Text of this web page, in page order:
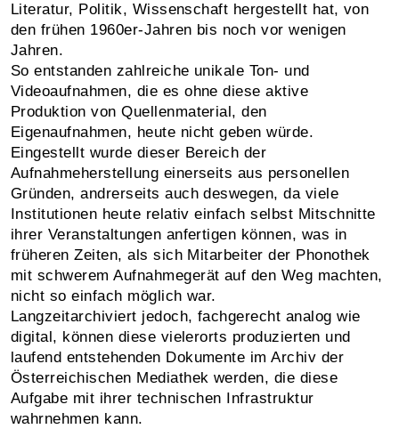
Literatur, Politik, Wissenschaft hergestellt hat, von
den frühen 1960er-Jahren bis noch vor wenigen
Jahren.
So entstanden zahlreiche unikale Ton- und
Videoaufnahmen, die es ohne diese aktive
Produktion von Quellenmaterial, den
Eigenaufnahmen, heute nicht geben würde.
Eingestellt wurde dieser Bereich der
Aufnahmeherstellung einerseits aus personellen
Gründen, andrerseits auch deswegen, da viele
Institutionen heute relativ einfach selbst Mitschnitte
ihrer Veranstaltungen anfertigen können, was in
früheren Zeiten, als sich Mitarbeiter der Phonothek
mit schwerem Aufnahmegerät auf den Weg machten,
nicht so einfach möglich war.
Langzeitarchiviert jedoch, fachgerecht analog wie
digital, können diese vielerorts produzierten und
laufend entstehenden Dokumente im Archiv der
Österreichischen Mediathek werden, die diese
Aufgabe mit ihrer technischen Infrastruktur
wahrnehmen kann.